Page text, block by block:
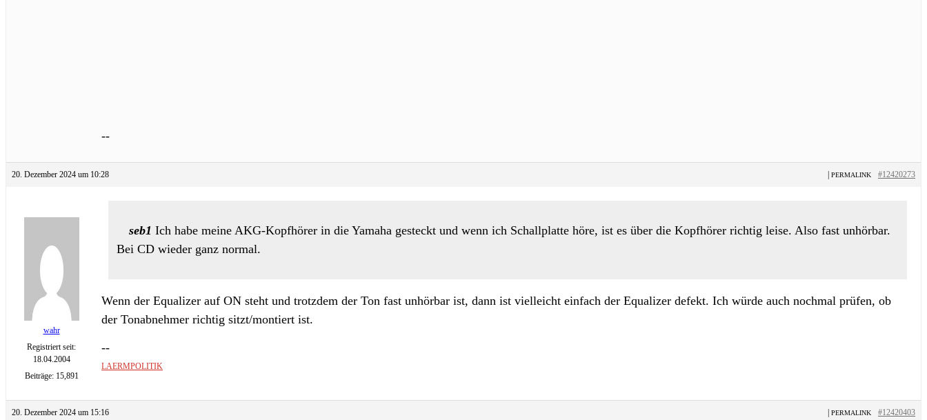
--
20. Dezember 2024 um 10:28 #12420273
| PERMALINK
wahr
Registriert seit:
18.04.2004
Beiträge: 15,891
seb1 Ich habe meine AKG-Kopfhörer in die Yamaha gesteckt und wenn ich Schallplatte höre, ist es über die Kopfhörer richtig leise. Also fast unhörbar.
Bei CD wieder ganz normal.
Wenn der Equalizer auf ON steht und trotzdem der Ton fast unhörbar ist, dann ist vielleicht einfach der Equalizer defekt. Ich würde auch nochmal prüfen, ob
der Tonabnehmer richtig sitzt/montiert ist.
--
LAERMPOLITIK
20. Dezember 2024 um 15:16 #12420403
| PERMALINK